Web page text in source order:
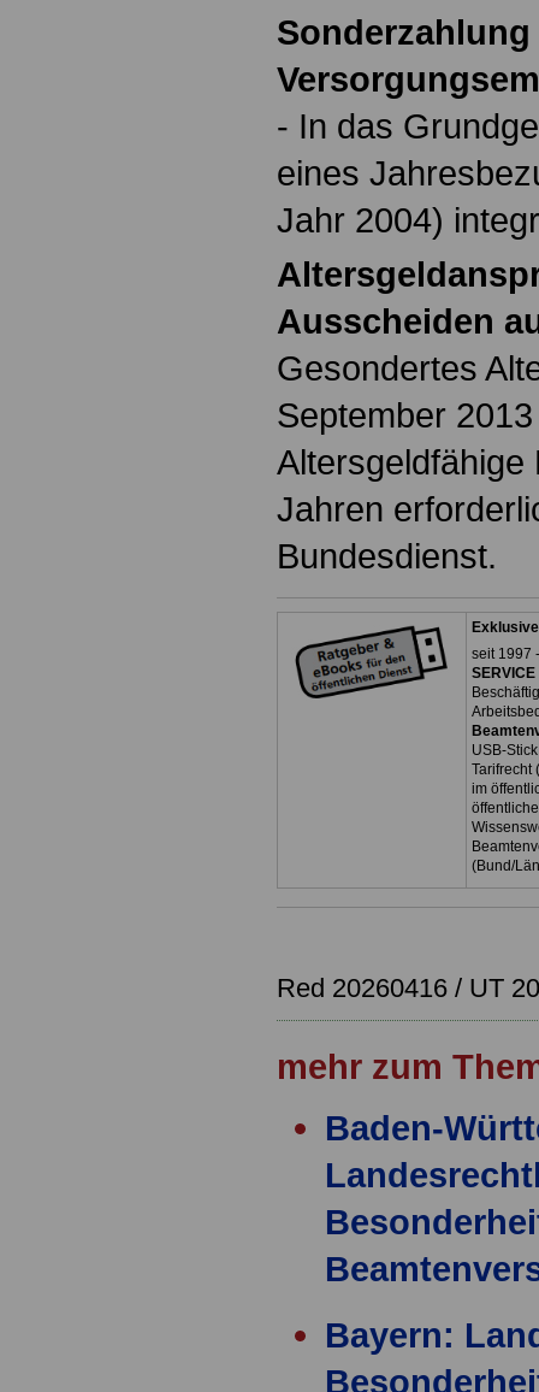
- In das
eines
Jahr 2004)
Ausscheiden
Gesondertes
September
Altersgeldfähige
Jahren
Bundesdienst.
seit 1997
USB-
Tarifrecht
im
(Bund/
Red 20260416 / UT
mehr zum
Baden-
Bayern: